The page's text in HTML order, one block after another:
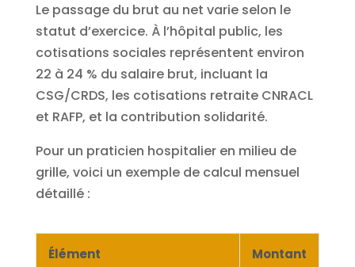
Le passage du brut au net varie selon le
statut d’exercice. À l’hôpital public, les
cotisations sociales représentent environ
22 à 24 % du salaire brut, incluant la
CSG/CRDS, les cotisations retraite CNRACL
et RAFP, et la contribution solidarité.
Pour un praticien hospitalier en milieu de
grille, voici un exemple de calcul mensuel
détaillé :
Élément Montant